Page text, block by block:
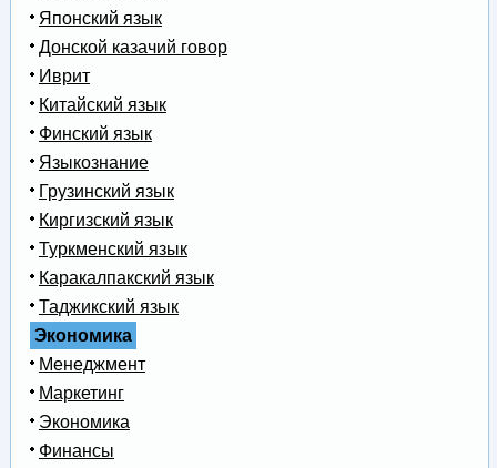
Японский язык
Донской казачий говор
Иврит
Китайский язык
Финский язык
Языкознание
Грузинский язык
Киргизский язык
Туркменский язык
Каракалпакский язык
Таджикский язык
Экономика
Менеджмент
Маркетинг
Экономика
Финансы